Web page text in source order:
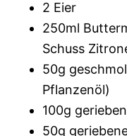
2 Eier
250ml
Schuss
50g
Pflanzenöl)
100g
50g